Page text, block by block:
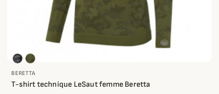
BERETTA
T-shirt technique LeSaut femme Beretta